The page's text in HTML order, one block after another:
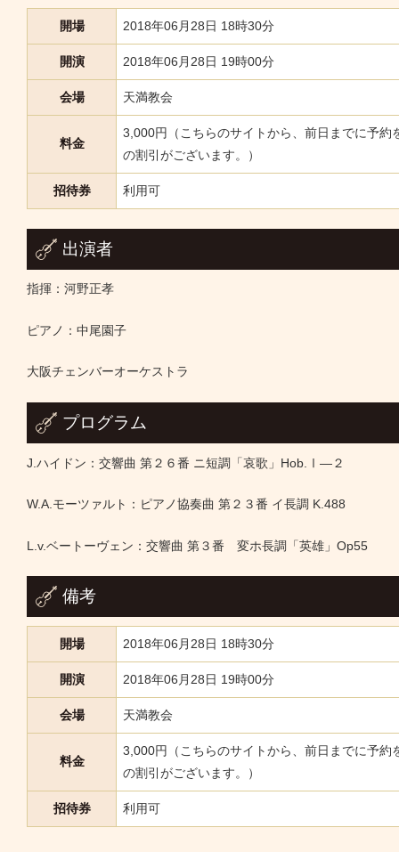
開場 2018年06月28日 18時30分
開演 2018年06月28日 19時00分
会場 天満教会
料金
3,000円（こちらのサイトから、前日までに予約
の割引がございます。）
招待券 利用可
出演者
指揮：河野正孝
ピアノ：中尾園子
大阪チェンバーオーケストラ
プログラム
J.ハイドン：交響曲 第２６番 ニ短調「哀歌」Hob.Ⅰ―２
W.A.モーツァルト：ピアノ協奏曲 第２３番 イ長調 K.488
L.v.ベートーヴェン：交響曲 第３番 変ホ長調「英雄」Op55
備考
開場 2018年06月28日 18時30分
開演 2018年06月28日 19時00分
会場 天満教会
料金
3,000円（こちらのサイトから、前日までに予約
の割引がございます。）
招待券 利用可